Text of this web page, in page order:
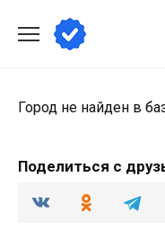
содержанию
Город не найден в
Поделиться с